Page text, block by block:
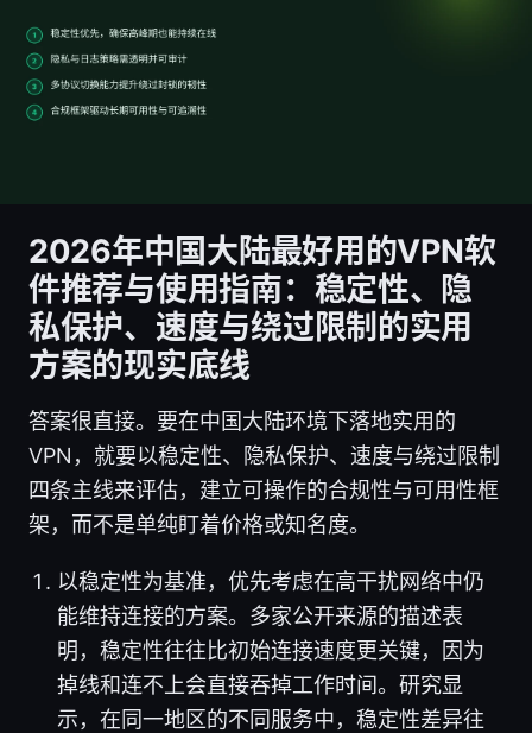
2026年中国大陆最好用的VPN软
件推荐与使用指南：稳定性、隐
私保护、速度与绕过限制的实用
方案的现实底线
答案很直接。要在中国大陆环境下落地实用的
VPN，就要以稳定性、隐私保护、速度与绕过限制
四条主线来评估，建立可操作的合规性与可用性框
架，而不是单纯盯着价格或知名度。
以稳定性为基准，优先考虑在高干扰网络中仍
能维持连接的方案。多家公开来源的描述表
明，稳定性往往比初始连接速度更关键，因为
掉线和连不上会直接吞掉工作时间。研究显
示，在同一地区的不同服务中，稳定性差异往